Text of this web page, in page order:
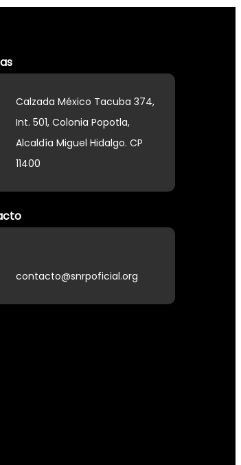
Calzada México Tacuba 374,
Int. 501, Colonia Popotla,
Alcaldía Miguel Hidalgo. CP
11400
contacto@snrpoficial.org